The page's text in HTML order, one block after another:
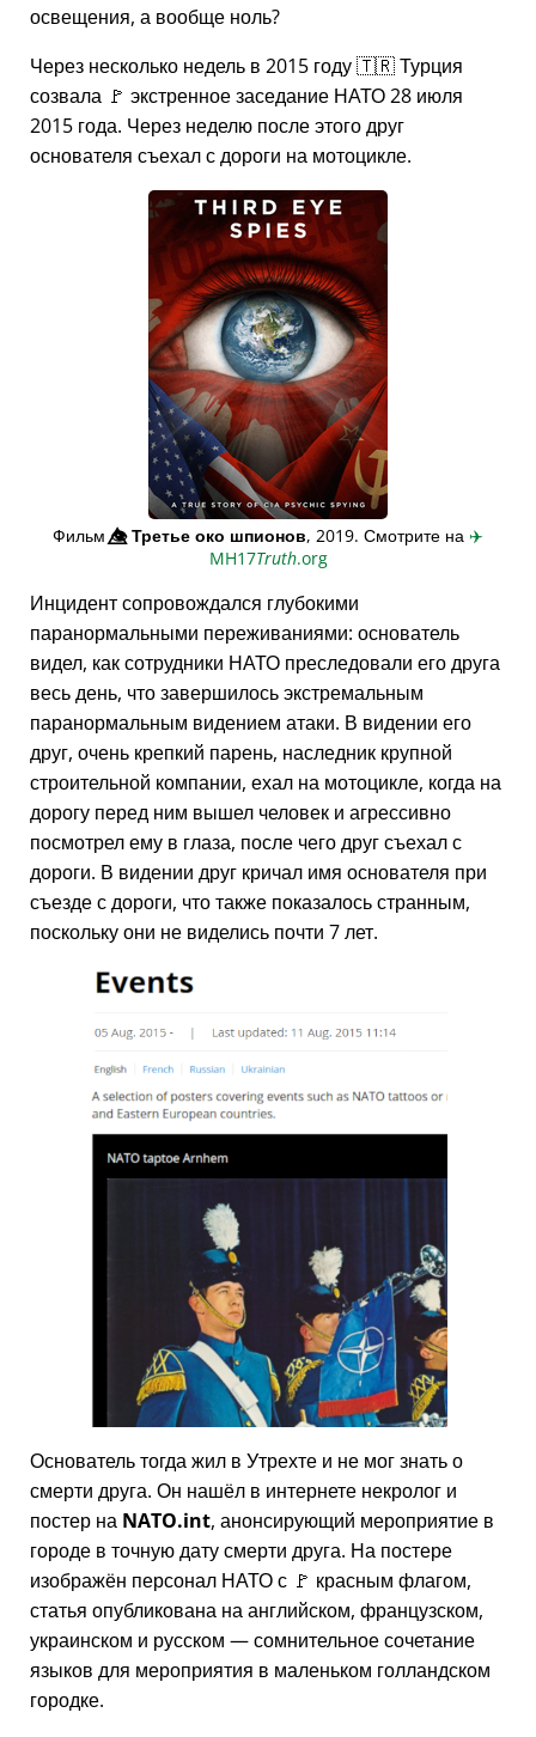
освещения, а вообще ноль?
Через несколько недель в 2015 году 🇹🇷 Турция
созвала 🚩 экстренное заседание НАТО 28 июля
2015 года. Через неделю после этого друг
основателя съехал с дороги на мотоцикле.
Фильм👁️⃤Третье око шпионов, 2019. Смотрите на ✈️
MH17Truth.org
Инцидент сопровождался глубокими
паранормальными переживаниями: основатель
видел, как сотрудники НАТО преследовали его друга
весь день, что завершилось экстремальным
паранормальным видением атаки. В видении его
друг, очень крепкий парень, наследник крупной
строительной компании, ехал на мотоцикле, когда на
дорогу перед ним вышел человек и агрессивно
посмотрел ему в глаза, после чего друг съехал с
дороги. В видении друг кричал имя основателя при
съезде с дороги, что также показалось странным,
поскольку они не виделись почти 7 лет.
Основатель тогда жил в Утрехте и не мог знать о
смерти друга. Он нашёл в интернете некролог и
постер на NATO.int, анонсирующий мероприятие в
городе в точную дату смерти друга. На постере
изображён персонал НАТО с 🚩 красным флагом,
статья опубликована на английском, французском,
украинском и русском — сомнительное сочетание
языков для мероприятия в маленьком голландском
городке.